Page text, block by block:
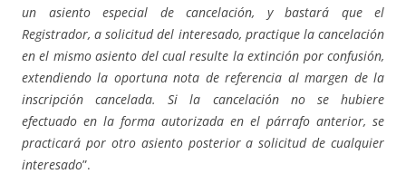
un asiento especial de cancelación, y bastará que el
Registrador, a solicitud del interesado, practique la cancelación
en el mismo asiento del cual resulte la extinción por confusión,
extendiendo la oportuna nota de referencia al margen de la
inscripción cancelada. Si la cancelación no se hubiere
efectuado en la forma autorizada en el párrafo anterior, se
practicará por otro asiento posterior a solicitud de cualquier
interesado”.